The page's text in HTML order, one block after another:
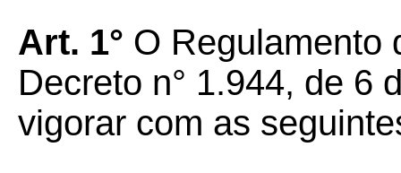
Art. 1° O Regulamento
Decreto n° 1.944, de 6
vigorar com as